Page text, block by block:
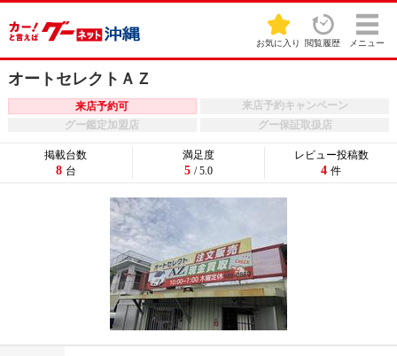
お気に入り 閲覧履歴 メニュー
オートセレクトＡＺ
来店予約可
来店予約キャンペーン
グー鑑定加盟店
グー保証取扱店
掲載台数
8 台
満足度
5 / 5.0
レビュー投稿数
4 件